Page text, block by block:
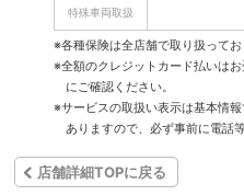
特殊車両取扱
※各種保険は全店舗で取り扱ってお
※全額のクレジットカード払いは
にご確認ください。
※サービスの取扱い表示は基本情
ありますので、必ず事前に電話
店舗詳細TOPに戻る